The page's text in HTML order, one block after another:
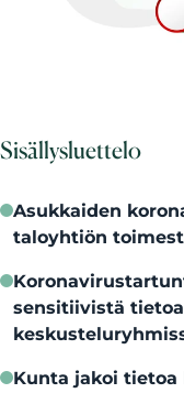
Sisällysluettelo
Asukkaiden
taloyhtiön
sensitiivistä
Kunta jakoi